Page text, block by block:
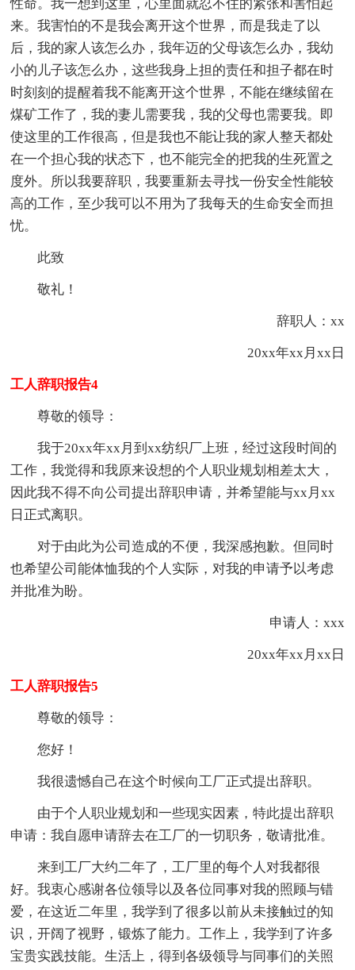
性命。我一想到这里，心里面就忍不住的紧张和害怕起
来。我害怕的不是我会离开这个世界，而是我走了以
后，我的家人该怎么办，我年迈的父母该怎么办，我幼
小的儿子该怎么办，这些我身上担的责任和担子都在时
时刻刻的提醒着我不能离开这个世界，不能在继续留在
煤矿工作了，我的妻儿需要我，我的父母也需要我。即
使这里的工作很高，但是我也不能让我的家人整天都处
在一个担心我的状态下，也不能完全的把我的生死置之
度外。所以我要辞职，我要重新去寻找一份安全性能较
高的工作，至少我可以不用为了我每天的生命安全而担
忧。
此致
敬礼！
辞职人：xx
20xx年xx月xx日
工人辞职报告4
尊敬的领导：
我于20xx年xx月到xx纺织厂上班，经过这段时间的
工作，我觉得和我原来设想的个人职业规划相差太大，
因此我不得不向公司提出辞职申请，并希望能与xx月xx
日正式离职。
对于由此为公司造成的不便，我深感抱歉。但同时
也希望公司能体恤我的个人实际，对我的申请予以考虑
并批准为盼。
申请人：xxx
20xx年xx月xx日
工人辞职报告5
尊敬的领导：
您好！
我很遗憾自己在这个时候向工厂正式提出辞职。
由于个人职业规划和一些现实因素，特此提出辞职
申请：我自愿申请辞去在工厂的一切职务，敬请批准。
来到工厂大约二年了，工厂里的每个人对我都很
好。我衷心感谢各位领导以及各位同事对我的照顾与错
爱，在这近二年里，我学到了很多以前从未接触过的知
识，开阔了视野，锻炼了能力。工作上，我学到了许多
宝贵实践技能。生活上，得到各级领导与同事们的关照